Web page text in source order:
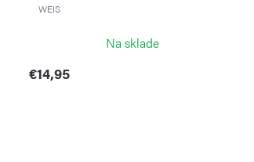
WEIS
Na sklade
€14,95